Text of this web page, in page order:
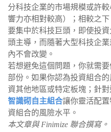
分科技企業的市場規模或許
響力亦相對較高）；相較之
要集中於科技巨頭，即使投
頭主導，而隨著大型科技企
內不會改變。
若想避免這個問題，你就需
部份。如果你認為投資組合
資其他地區或特定板塊；針
智識砌自主組合讓你靈活配
資組合的風險水平。
本文章與 Finimize 聯合撰寫。